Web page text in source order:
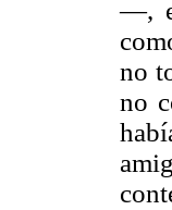
—,
no
no